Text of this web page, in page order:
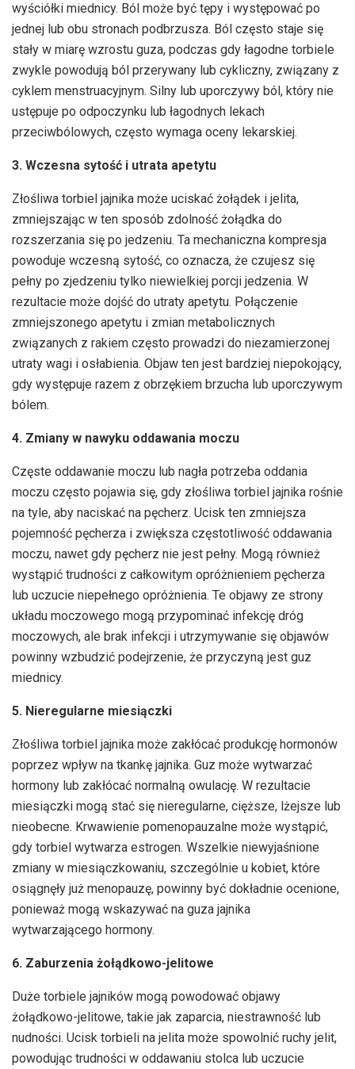
wyściółki miednicy. Ból może być tępy i występować po
jednej lub obu stronach podbrzusza. Ból często staje się
stały w miarę wzrostu guza, podczas gdy łagodne torbiele
zwykle powodują ból przerywany lub cykliczny, związany z
cyklem menstruacyjnym. Silny lub uporczywy ból, który nie
ustępuje po odpoczynku lub łagodnych lekach
przeciwbólowych, często wymaga oceny lekarskiej.
3. Wczesna sytość i utrata apetytu
Złośliwa torbiel jajnika może uciskać żołądek i jelita,
zmniejszając w ten sposób zdolność żołądka do
rozszerzania się po jedzeniu. Ta mechaniczna kompresja
powoduje wczesną sytość, co oznacza, że czujesz się
pełny po zjedzeniu tylko niewielkiej porcji jedzenia. W
rezultacie może dojść do utraty apetytu. Połączenie
zmniejszonego apetytu i zmian metabolicznych
związanych z rakiem często prowadzi do niezamierzonej
utraty wagi i osłabienia. Objaw ten jest bardziej niepokojący,
gdy występuje razem z obrzękiem brzucha lub uporczywym
bólem.
4. Zmiany w nawyku oddawania moczu
Częste oddawanie moczu lub nagła potrzeba oddania
moczu często pojawia się, gdy złośliwa torbiel jajnika rośnie
na tyle, aby naciskać na pęcherz. Ucisk ten zmniejsza
pojemność pęcherza i zwiększa częstotliwość oddawania
moczu, nawet gdy pęcherz nie jest pełny. Mogą również
wystąpić trudności z całkowitym opróżnieniem pęcherza
lub uczucie niepełnego opróżnienia. Te objawy ze strony
układu moczowego mogą przypominać infekcję dróg
moczowych, ale brak infekcji i utrzymywanie się objawów
powinny wzbudzić podejrzenie, że przyczyną jest guz
miednicy.
5. Nieregularne miesiączki
Złośliwa torbiel jajnika może zakłócać produkcję hormonów
poprzez wpływ na tkankę jajnika. Guz może wytwarzać
hormony lub zakłócać normalną owulację. W rezultacie
miesiączki mogą stać się nieregularne, cięższe, lżejsze lub
nieobecne. Krwawienie pomenopauzalne może wystąpić,
gdy torbiel wytwarza estrogen. Wszelkie niewyjaśnione
zmiany w miesiączkowaniu, szczególnie u kobiet, które
osiągnęły już menopauzę, powinny być dokładnie ocenione,
ponieważ mogą wskazywać na guza jajnika
wytwarzającego hormony.
6. Zaburzenia żołądkowo-jelitowe
Duże torbiele jajników mogą powodować objawy
żołądkowo-jelitowe, takie jak zaparcia, niestrawność lub
nudności. Ucisk torbieli na jelita może spowolnić ruchy jelit,
powodując trudności w oddawaniu stolca lub uczucie